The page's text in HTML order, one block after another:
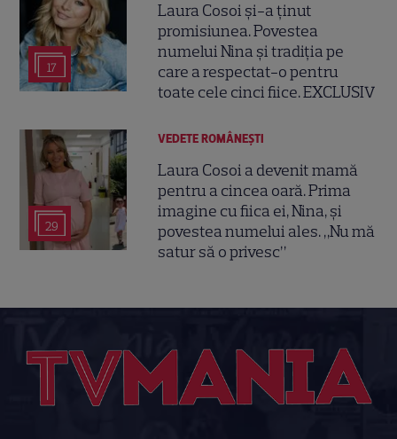
17
Laura Cosoi și-a ținut
promisiunea. Povestea
numelui Nina și tradiția pe
care a respectat-o pentru
toate cele cinci fiice. EXCLUSIV
29
VEDETE ROMÂNEŞTI
Laura Cosoi a devenit mamă
pentru a cincea oară. Prima
imagine cu fiica ei, Nina, și
povestea numelui ales. „Nu mă
satur să o privesc”